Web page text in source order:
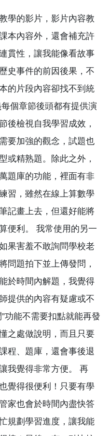
學的影片，影片內容教
本內容外，還會補充許
貫性，讓我能像看故事
史事件的前因後果，不
的片段內容卻找不到統
個章節後頭都有提供演
後檢視自我學習成效，
要加強的觀念，試題也
或精熟題。除此之外，
題庫的功能，裡面有非
習，雖然在線上算數學
記畫上去，但還好能將
便利。 我常使用的另一
果害羞不敢詢問學校老
問題拍下並上傳發問，
於時間內解題，我覺得
提供的內容有疑慮或不
功能不需要扣點就能再發
之處做說明，而且只要
程、題庫，還會事後退
我覺得非常方便。 再
覺得很便利！只要有學
家也會於時間內盡快答
規劃學習進度，讓我能